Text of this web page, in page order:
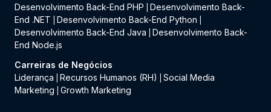
Desenvolvimento Back-End PHP
Desenvolvimento Back-
End .NET
Desenvolvimento Back-End Python
Desenvolvimento Back-End Java
Desenvolvimento Back-
End Node.js
Carreiras de Negócios
Liderança
Recursos Humanos (RH)
Social Media
Marketing
Growth Marketing